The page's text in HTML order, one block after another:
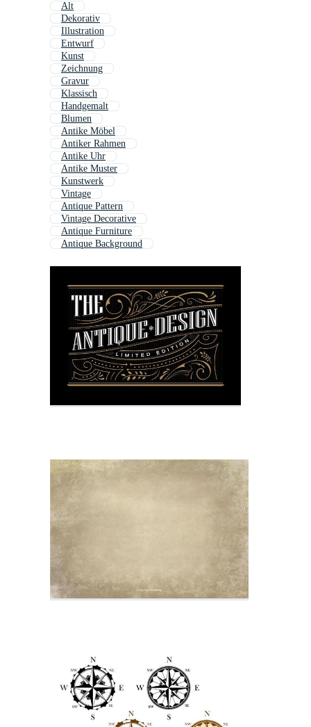
Alt
Dekorativ
Illustration
Entwurf
Kunst
Zeichnung
Gravur
Klassisch
Handgemalt
Blumen
Antike Möbel
Antiker Rahmen
Antike Uhr
Antike Muster
Kunstwerk
Vintage
Antique Pattern
Vintage Decorative
Antique Furniture
Antique Background